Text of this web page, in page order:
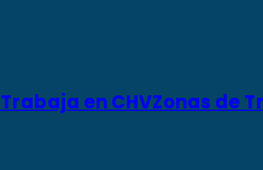
Trabaja en CHVZonas de